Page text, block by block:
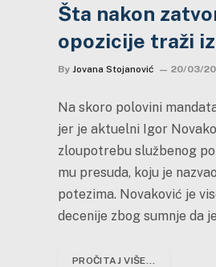
Šta nakon
opozicije traži
By Jovana Stojanović 20/03/
Na skoro polovini
jer je aktuelni Igor
zloupotrebu službenog
mu presuda, koju je
potezima. Novaković je
decenije zbog sumnje da
PROČITAJ VIŠE...